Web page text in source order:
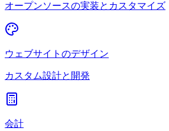
オープンソースの実装とカスタマイズ
ウェブサイトのデザイン
カスタム設計と開発
会計